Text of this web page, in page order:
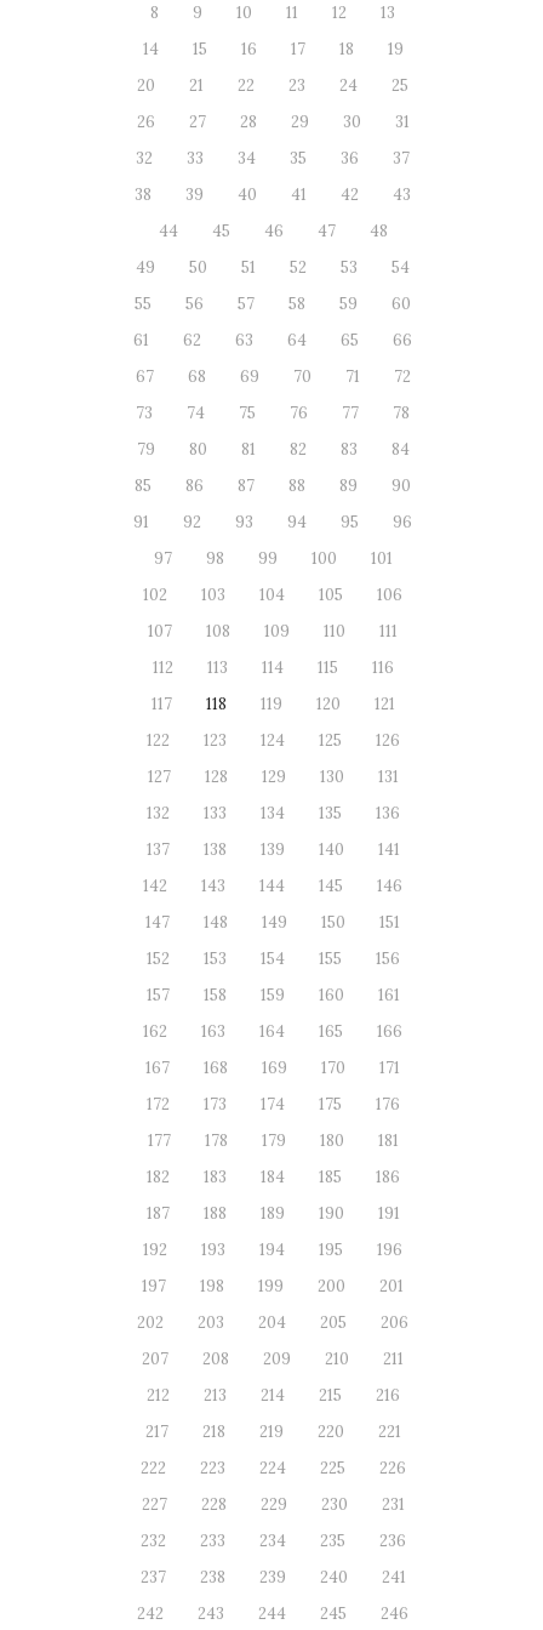
8 9 10 11 12
13
14
15 16 17 18
19
20
21 22 23 24
25
26
27 28 29 30
31
32
33 34 35 36
37
38
39 40 41 42
43
44
45 46 47
48
49
50 51 52 53
54
55
56 57 58 59
60
61
62 63 64 65
66
67
68 69 70 71
72
73
74 75 76 77
78
79
80 81 82 83
84
85
86 87 88 89
90
91
92 93 94 95
96
97
98 99 100
101
102
103 104 105
106
107
108 109 110
111
112
113 114 115
116
117
118 119 120
121
122
123 124 125
126
127
128 129 130
131
132
133 134 135
136
137
138 139 140
141
142
143 144 145
146
147
148 149 150
151
152
153 154 155
156
157
158 159 160
161
162
163 164 165
166
167
168 169 170
171
172
173 174 175
176
177
178 179 180
181
182
183 184 185
186
187
188 189 190
191
192
193 194 195
196
197
198 199 200
201
202
203 204 205
206
207
208 209 210
211
212
213 214 215
216
217
218 219 220
221
222
223 224 225
226
227
228 229 230
231
232
233 234 235
236
237
238 239 240
241
242
243 244 245
246